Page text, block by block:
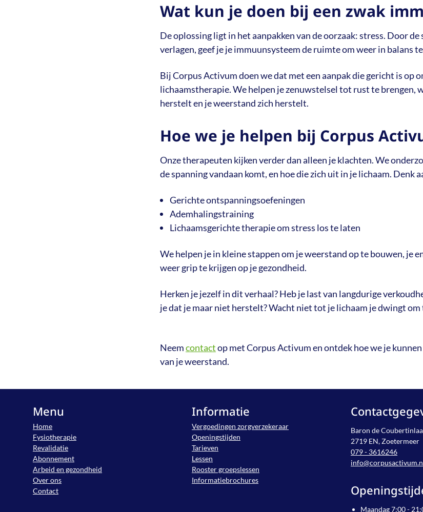
Wat kun je doen bij een zwak
De oplossing ligt in het aanpakken van de oorzaak: stress. Door
verlagen, geef je je immuunsysteem de ruimte om weer in balans
Bij Corpus Activum doen we dat met een aanpak die gericht is op
lichaamstherapie. We helpen je zenuwstelsel tot rust te brengen,
herstelt en je weerstand zich herstelt.
Hoe we je helpen bij Corpus
Onze therapeuten kijken verder dan alleen je klachten. We
de spanning vandaan komt, en hoe die zich uit in je lichaam. Denk
Gerichte ontspanningsoefeningen
Ademhalingstraining
Lichaamsgerichte therapie om stress los te laten
We helpen je in kleine stappen om je weerstand op te bouwen, je
weer grip te krijgen op je gezondheid.
Herken je jezelf in dit verhaal? Heb je last van langdurige
je dat je maar niet herstelt? Wacht niet tot je lichaam je dwingt om
Neemcontactop met Corpus Activum en ontdek hoe we je
van je weerstand.
Menu
Home
Fysiotherapie
Revalidatie
Abonnement
Arbeid en gezondheid
Over ons
Contact
Informatie
Vergoedingen zorgverzekeraar
Openingstijden
Tarieven
Lessen
Rooster groepslessen
Informatiebrochures
Baron de
2719 EN, Zoetermeer
079 - 3616246
Maandag 7:00 -